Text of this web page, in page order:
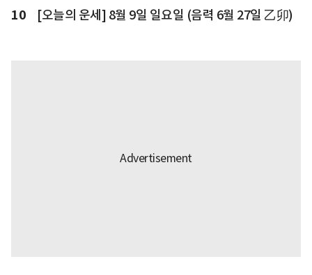
10 [오늘의 운세] 8월 9일 일요일 (음력 6월 27일 乙卯)